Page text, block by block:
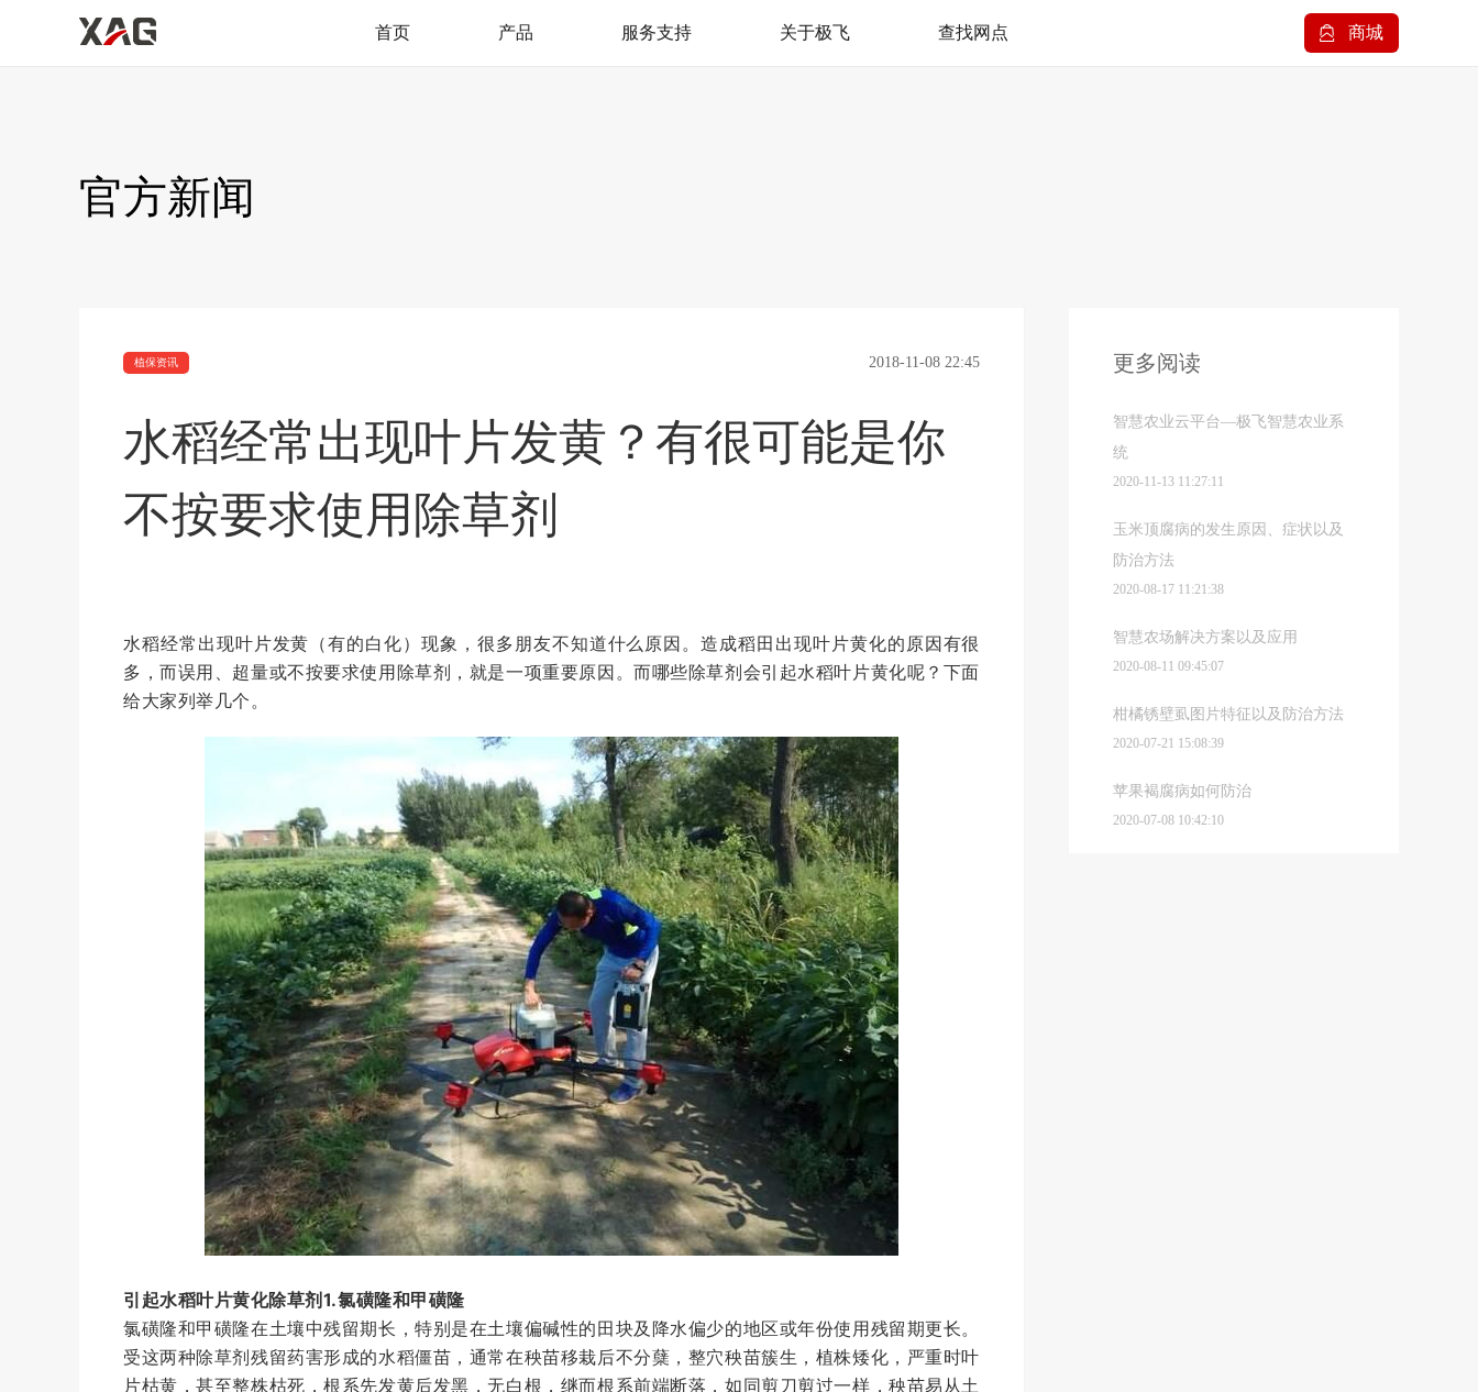
商城
首页 产品 服务支持 关于极飞 查找网点
官方新闻
植保资讯 2018-11-08 22:45
水稻经常出现叶片发黄？有很可能是你
不按要求使用除草剂
水稻经常出现叶片发黄（有的白化）现象，很多朋友不知道什么原因。造成稻田出现叶片黄化的原因有很
多，而误用、超量或不按要求使用除草剂，就是一项重要原因。而哪些除草剂会引起水稻叶片黄化呢？下面
给大家列举几个。
引起水稻叶片黄化除草剂1.氯磺隆和甲磺隆
氯磺隆和甲磺隆在土壤中残留期长，特别是在土壤偏碱性的田块及降水偏少的地区或年份使用残留期更长。
受这两种除草剂残留药害形成的水稻僵苗，通常在秧苗移栽后不分蘖，整穴秧苗簇生，植株矮化，严重时叶
片枯黄，甚至整株枯死，根系先发黄后发黑，无白根，继而根系前端断落，如同剪刀剪过一样，秧苗易从土
更多阅读
智慧农业云平台—极飞智慧农业系
统
2020-11-13 11:27:11
玉米顶腐病的发生原因、症状以及
防治方法
2020-08-17 11:21:38
智慧农场解决方案以及应用
2020-08-11 09:45:07
柑橘锈壁虱图片特征以及防治方法
2020-07-21 15:08:39
苹果褐腐病如何防治
2020-07-08 10:42:10